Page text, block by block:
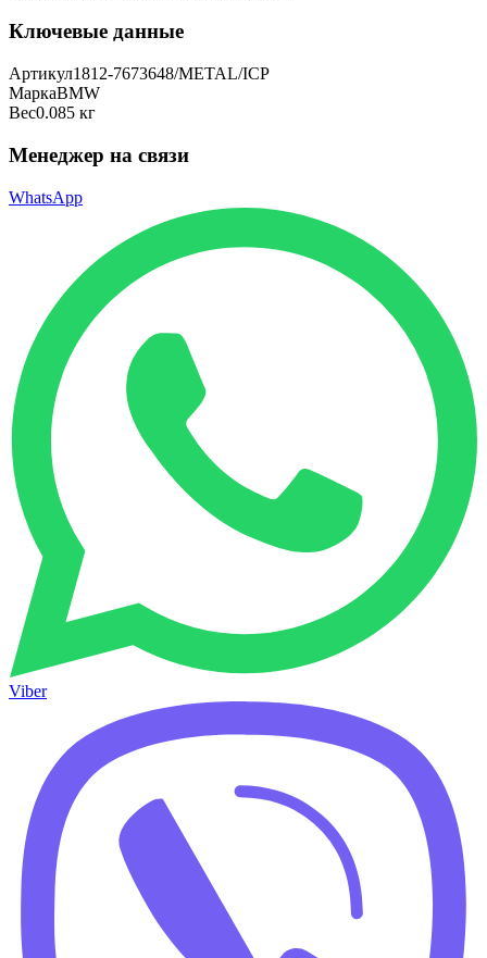
Ключевые данные
Артикул1812-7673648/METAL/ICP
МаркаBMW
Вес0.085 кг
Менеджер на связи
WhatsApp
Viber